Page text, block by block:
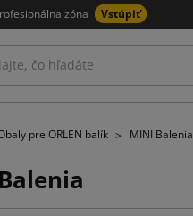
zóna Vstúpiť
pre ORLEN balík MINI Balenia